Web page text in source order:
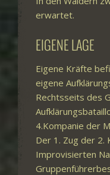
erwartet.
EIGENE LAGE
Eigene Kräfte
eigene
Rechtsseits des
4.Kompanie der
Der 1. Zug der 2.
Improvisierten